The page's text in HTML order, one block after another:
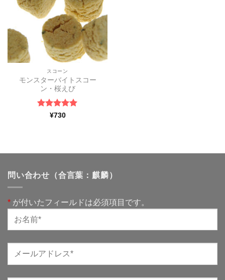
スコーン
モンスターバイトスコー
ン・桜えび
5段階中5
¥730
問い合わせ（合言葉：麒麟）
* が付いたフィールドは必須項目です。